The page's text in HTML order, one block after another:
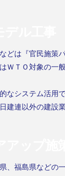
どは『官民施策
ＷＴＯ対象の一
なシステム活用
建連以外の建設
、福島県などの